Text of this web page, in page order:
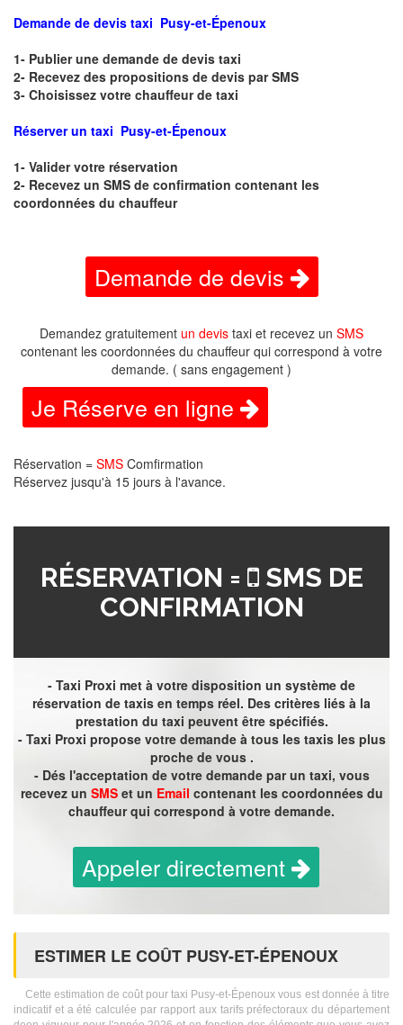
Demande de devis taxi Pusy-et-Épenoux
1- Publier une demande de devis taxi
2- Recevez des propositions de devis par SMS
3- Choisissez votre chauffeur de taxi
Réserver un taxi Pusy-et-Épenoux
1- Valider votre réservation
2- Recevez un SMS de confirmation contenant les
coordonnées du chauffeur
Demande de devis
Demandez gratuitement un devis taxi et recevez un SMS
contenant les coordonnées du chauffeur qui correspond à votre
demande. ( sans engagement )
Je Réserve en ligne
Réservation = SMS Comfirmation
Réservez jusqu'à 15 jours à l'avance.
RÉSERVATION =
SMS DE
CONFIRMATION
- Taxi Proxi met à votre disposition un système de
réservation de taxis en temps réel. Des critères liés à la
prestation du taxi peuvent être spécifiés.
- Taxi Proxi propose votre demande à tous les taxis les plus
proche de vous .
- Dés l'acceptation de votre demande par un taxi, vous
recevez un SMSet un Email contenant les coordonnées du
chauffeur qui correspond à votre demande.
Appeler directement
ESTIMER LE COÛT PUSY-ET-ÉPENOUX
Cette estimation de coût pour taxi Pusy-et-Épenoux vous est donnée à titre
indicatif et a été calculée par rapport aux tarifs préfectoraux du département